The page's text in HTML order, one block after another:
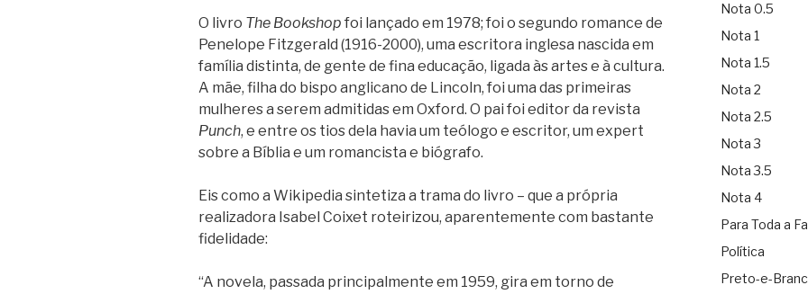
O livro The Bookshop foi lançado em 1978; foi o segundo romance de
Penelope Fitzgerald (1916-2000), uma escritora inglesa nascida em
família distinta, de gente de fina educação, ligada às artes e à cultura.
A mãe, filha do bispo anglicano de Lincoln, foi uma das primeiras
mulheres a serem admitidas em Oxford. O pai foi editor da revista
Punch, e entre os tios dela havia um teólogo e escritor, um expert
sobre a Bíblia e um romancista e biógrafo.
Eis como a Wikipedia sintetiza a trama do livro – que a própria
realizadora Isabel Coixet roteirizou, aparentemente com bastante
fidelidade:
“A novela, passada principalmente em 1959, gira em torno de
Nota 0.5
Nota 1
Nota 1.5
Nota 2
Nota 2.5
Nota 3
Nota 3.5
Nota 4
Para Toda a
Política
Preto-e-